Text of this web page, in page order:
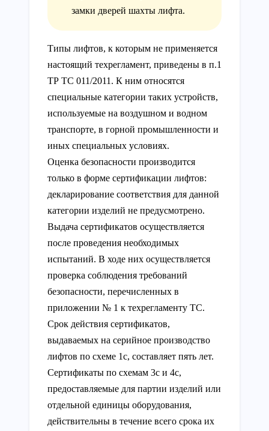
замки дверей шахты лифта.
Типы лифтов, к которым не применяется
настоящий техрегламент, приведены в п.1
ТР ТС 011/2011. К ним относятся
специальные категории таких устройств,
используемые на воздушном и водном
транспорте, в горной промышленности и
иных специальных условиях.
Оценка безопасности производится
только в форме сертификации лифтов:
декларирование соответствия для данной
категории изделий не предусмотрено.
Выдача сертификатов осуществляется
после проведения необходимых
испытаний. В ходе них осуществляется
проверка соблюдения требований
безопасности, перечисленных в
приложении № 1 к техрегламенту ТС.
Срок действия сертификатов,
выдаваемых на серийное производство
лифтов по схеме 1с, составляет пять лет.
Сертификаты по схемам 3с и 4с,
предоставляемые для партии изделий или
отдельной единицы оборудования,
действительны в течение всего срока их